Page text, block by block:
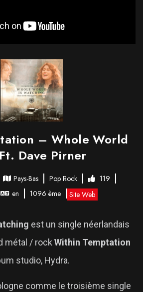
– Whole World
Dave Pirner
Pays-Bas Pop Rock
119
en 1096 ème Site Web
est un single néerlandais
métal / rock Within Temptation
studio, Hydra.
comme le troisième single